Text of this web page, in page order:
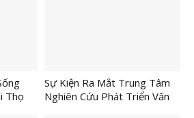
Thọ
Sự Kiện Ra Mắt Trung Tâm
Nghiên Cứu Phát Triển Văn